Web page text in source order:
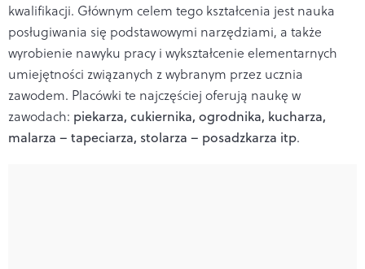
kwalifikacji. Głównym celem tego kształcenia jest nauka
posługiwania się podstawowymi narzędziami, a także
wyrobienie nawyku pracy i wykształcenie elementarnych
umiejętności związanych z wybranym przez ucznia
zawodem. Placówki te najczęściej oferują naukę w
zawodach: piekarza, cukiernika, ogrodnika, kucharza,
malarza – tapeciarza, stolarza – posadzkarza itp.